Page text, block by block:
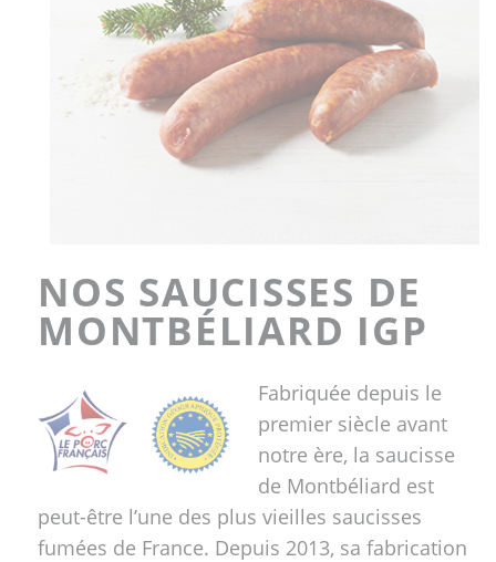
NOS SAUCISSES DE
MONTBÉLIARD IGP
Fabriquée depuis le
premier siècle avant
notre ère, la saucisse
de Montbéliard est
peut-être l’une des plus vieilles saucisses
fumées de France. Depuis 2013, sa fabrication